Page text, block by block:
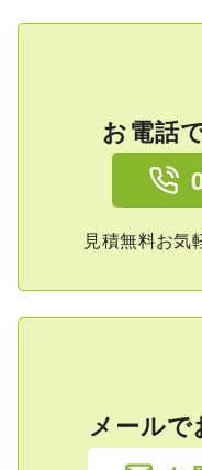
お電話
見積無料お気
メール